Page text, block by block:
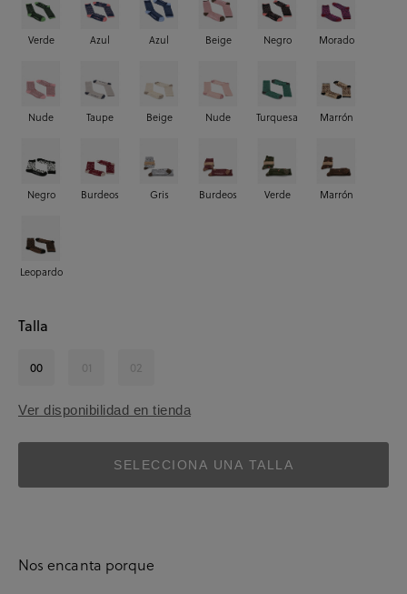
Verde Azul Azul Beige Negro Morado
Nude Taupe Beige Nude Turquesa Marrón
Negro Burdeos Gris Burdeos Verde Marrón
Leopardo
Talla
00 01 02
Ver disponibilidad en tienda
SELECCIONA UNA TALLA
Nos encanta porque